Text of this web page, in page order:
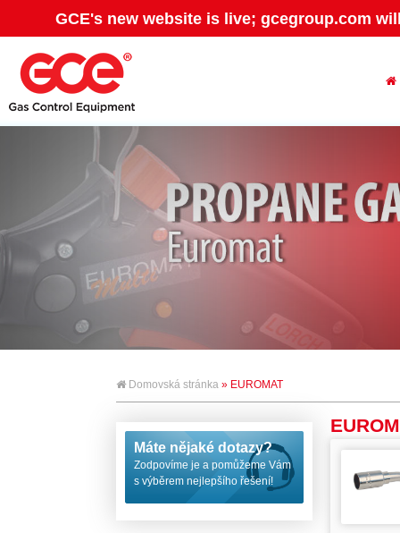
GCE's new website is live; gcegroup.com
Domovská stránka » EUROMAT
Máte nějaké dotazy?
Zodpovíme je a pomůžeme Vám
s výběrem nejlepšího řešení!